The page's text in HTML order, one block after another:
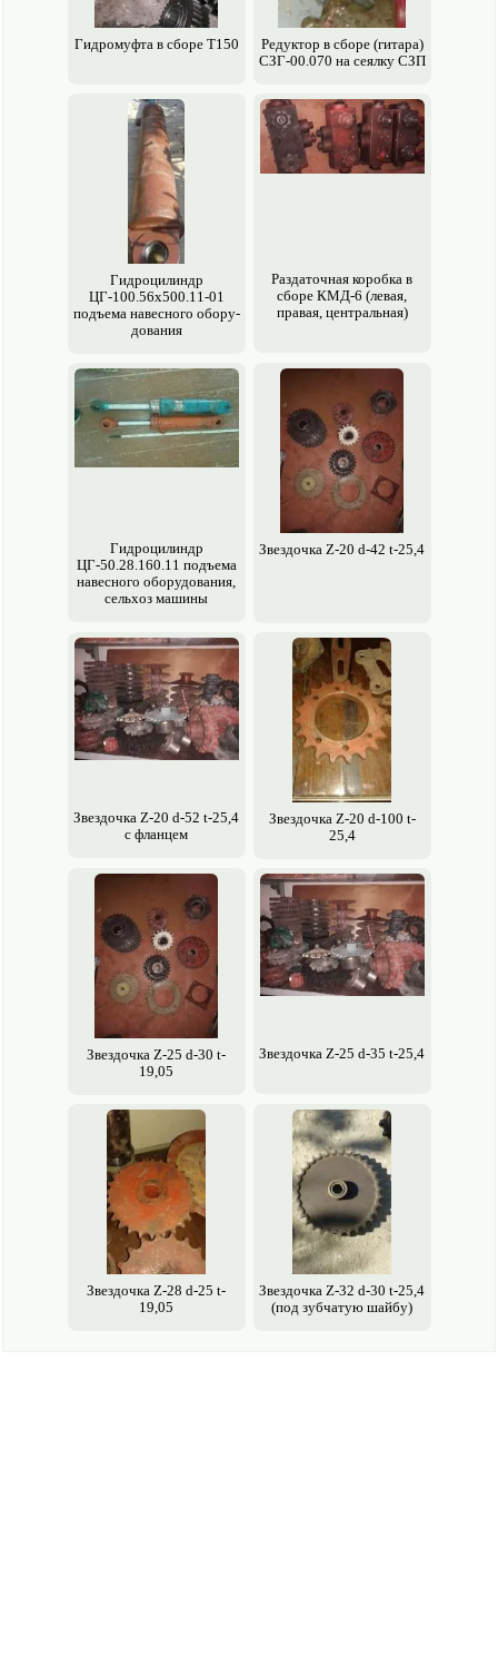
Гидромуфта в сборе Т150
Редуктор в сборе (гитара)
СЗГ-00.070 на сеялку СЗП
Гидроцилиндр
ЦГ-100.56х500.11-01
подъема навесного обору­
дования
Раздаточная коробка в
сборе КМД-6 (левая,
правая, центральная)
Гидроцилиндр
ЦГ-50.28.160.11 подъема
навесного обору­дования,
сельхоз машины
Звездочка Z-20 d-42 t-25,4
Звездочка Z-20 d-52 t-25,4
с фланцем
Звездочка Z-20 d-100 t-
25,4
Звездочка Z-25 d-30 t-
19,05
Звездочка Z-25 d-35 t-25,4
Звездочка Z-28 d-25 t-
19,05
Звездочка Z-32 d-30 t-25,4
(под зубчатую шайбу)